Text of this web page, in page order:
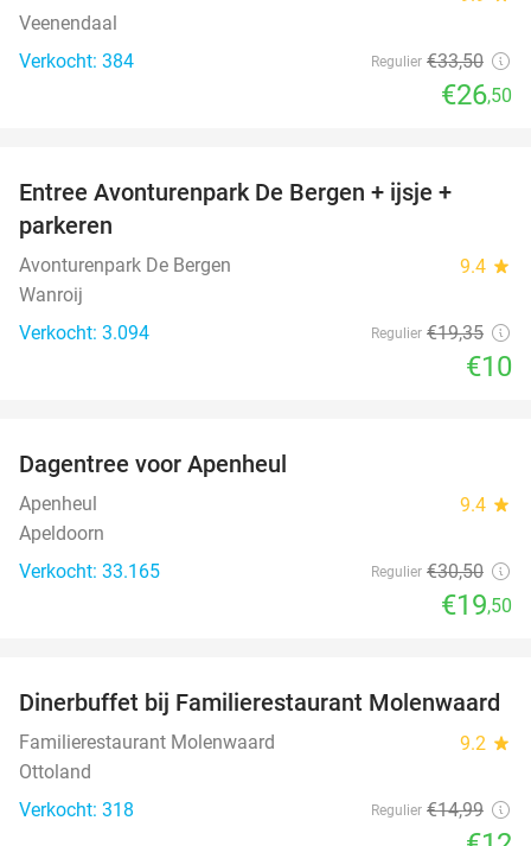
Veenendaal
Verkocht: 384
Regulier €33,50
€26,50
Entree Avonturenpark De Bergen + ijsje +
parkeren
Avonturenpark De Bergen 9.4 star
Wanroij
Verkocht: 3.094
Regulier €19,35
€10
Dagentree voor Apenheul
Apenheul 9.4 star
Apeldoorn
Verkocht: 33.165
Regulier €30,50
€19,50
20%
Dinerbuffet bij Familierestaurant Molenwaard
Familierestaurant Molenwaard 9.2 star
Ottoland
Verkocht: 318
Regulier €14,99